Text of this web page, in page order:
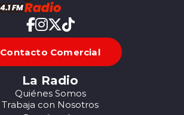
Contacto Comercial
La Radio
Quiénes Somos
Trabaja con Nosotros